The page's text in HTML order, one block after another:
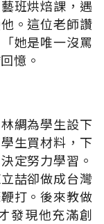
班烘焙課，遇
。這位老師讚
她是唯一沒罵
憶。
綢為學生設下
生買材料，下
定努力學習。
喆卻做成台灣
打。後來教做
發現他充滿創